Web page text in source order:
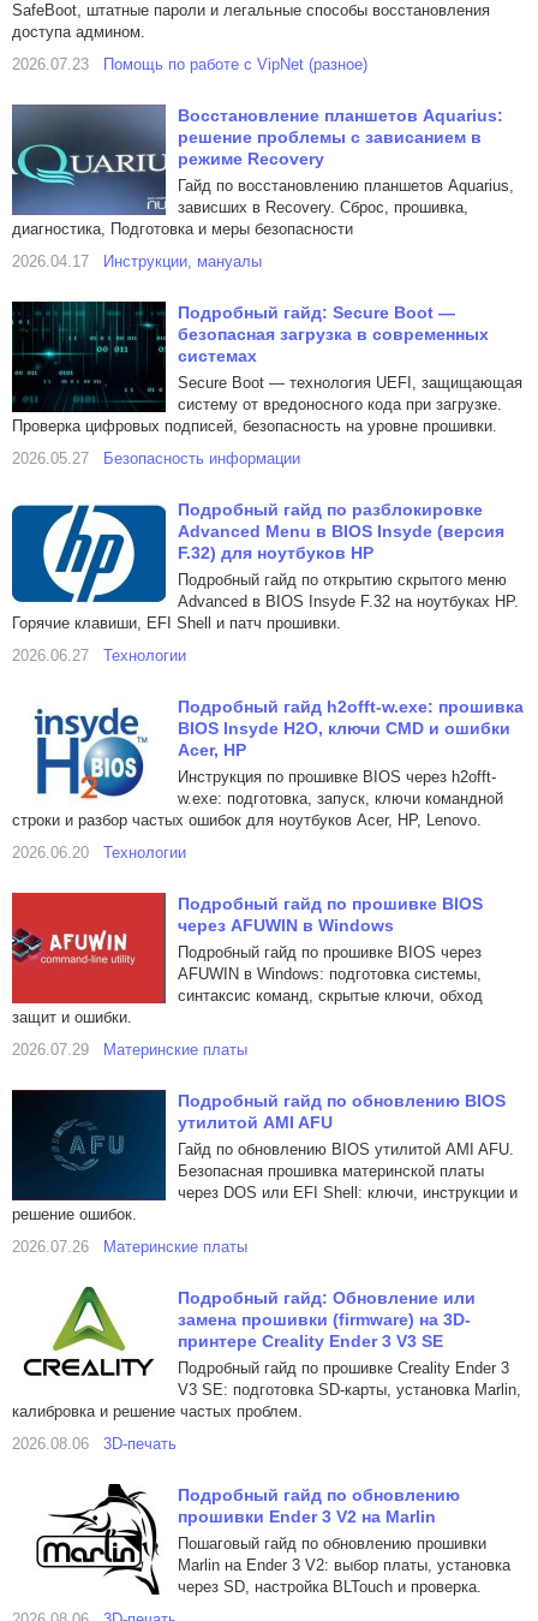
SafeBoot, штатные пароли и легальные способы восстановления
доступа админом.
2026.07.23
Помощь по работе с VipNet (разное)
Восстановление планшетов Aquarius:
решение проблемы с зависанием в
режиме Recovery
Гайд по восстановлению планшетов Aquarius,
зависших в Recovery. Сброс, прошивка,
диагностика, Подготовка и меры безопасности
2026.04.17
Инструкции, мануалы
Подробный гайд: Secure Boot —
безопасная загрузка в современных
системах
Secure Boot — технология UEFI, защищающая
систему от вредоносного кода при загрузке.
Проверка цифровых подписей, безопасность на уровне прошивки.
2026.05.27
Безопасность информации
Подробный гайд по разблокировке
Advanced Menu в BIOS Insyde (версия
F.32) для ноутбуков HP
Подробный гайд по открытию скрытого меню
Advanced в BIOS Insyde F.32 на ноутбуках HP.
Горячие клавиши, EFI Shell и патч прошивки.
2026.06.27
Технологии
Подробный гайд h2offt-w.exe: прошивка
BIOS Insyde H2O, ключи CMD и ошибки
Acer, HP
Инструкция по прошивке BIOS через h2offt-
w.exe: подготовка, запуск, ключи командной
строки и разбор частых ошибок для ноутбуков Acer, HP, Lenovo.
2026.06.20
Технологии
Подробный гайд по прошивке BIOS
через AFUWIN в Windows
Подробный гайд по прошивке BIOS через
AFUWIN в Windows: подготовка системы,
синтаксис команд, скрытые ключи, обход
защит и ошибки.
2026.07.29
Материнские платы
Подробный гайд по обновлению BIOS
утилитой AMI AFU
Гайд по обновлению BIOS утилитой AMI AFU.
Безопасная прошивка материнской платы
через DOS или EFI Shell: ключи, инструкции и
решение ошибок.
2026.07.26
Материнские платы
Подробный гайд: Обновление или
замена прошивки (firmware) на 3D-
принтере Creality Ender 3 V3 SE
Подробный гайд по прошивке Creality Ender 3
V3 SE: подготовка SD-карты, установка Marlin,
калибровка и решение частых проблем.
2026.08.06
3D-печать
Подробный гайд по обновлению
прошивки Ender 3 V2 на Marlin
Пошаговый гайд по обновлению прошивки
Marlin на Ender 3 V2: выбор платы, установка
через SD, настройка BLTouch и проверка.